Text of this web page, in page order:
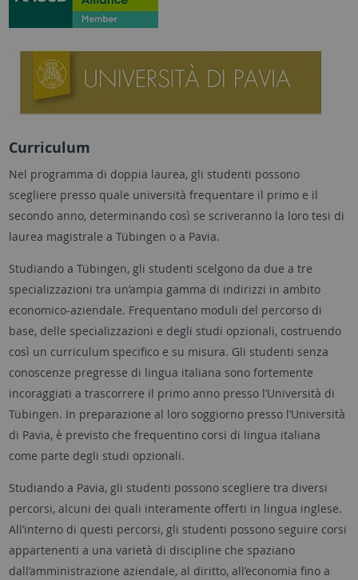
Curriculum
Nel programma di doppia laurea, gli studenti possono
scegliere presso quale università frequentare il primo e il
secondo anno, determinando così se scriveranno la loro tesi di
laurea magistrale a Tübingen o a Pavia.
Studiando a Tübingen, gli studenti scelgono da due a tre
specializzazioni tra un’ampia gamma di indirizzi in ambito
economico-aziendale. Frequentano moduli del percorso di
base, delle specializzazioni e degli studi opzionali, costruendo
così un curriculum specifico e su misura. Gli studenti senza
conoscenze pregresse di lingua italiana sono fortemente
incoraggiati a trascorrere il primo anno presso l’Università di
Tübingen. In preparazione al loro soggiorno presso l’Università
di Pavia, è previsto che frequentino corsi di lingua italiana
come parte degli studi opzionali.
Studiando a Pavia, gli studenti possono scegliere tra diversi
percorsi, alcuni dei quali interamente offerti in lingua inglese.
All’interno di questi percorsi, gli studenti possono seguire corsi
appartenenti a una varietà di discipline che spaziano
dall’amministrazione aziendale, al diritto, all’economia fino a